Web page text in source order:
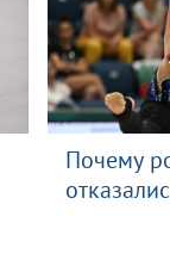
Почему